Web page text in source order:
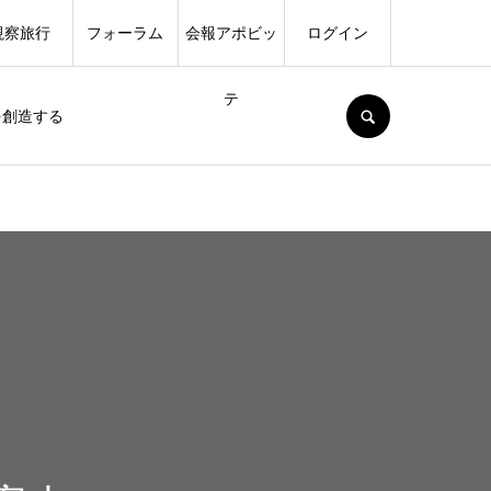
造する
察旅行 フォーラム 会報アポビッ
テ
ログイン